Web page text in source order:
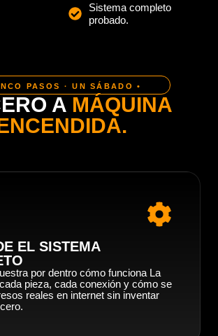
Sistema completo
probado.
PASOS · UN SÁBADO •
A MÁQUINA
EL SISTEMA
por dentro cómo funciona La
pieza, cada conexión y cómo se
reales en internet sin inventar